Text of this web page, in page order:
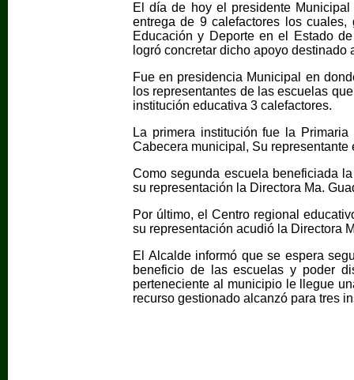
El día de hoy el presidente
entrega de 9 calefactores los
Educación y Deporte en el Estado
logró concretar dicho apoyo destinado
Fue en presidencia Municipal en
los representantes de las escuelas
institución educativa 3 calefactores.
La primera institución fue la
Cabecera municipal, Su
Como segunda escuela beneficiada
su representación la Directora Ma.
Por último, el Centro regional
su representación acudió la Directora
El Alcalde informó que se espera
beneficio de las escuelas y poder
perteneciente al municipio le llegue
recurso gestionado alcanzó para tres